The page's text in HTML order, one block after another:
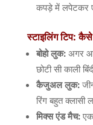
कपड़े में लपेटकर
स्टाइलिंगटिप:कैसे
बोहो लुक: अगर
छोटी सी काली
कैजुअल लुक:
रिंग बहुत क्लासी
मिक्स एंड मैच: